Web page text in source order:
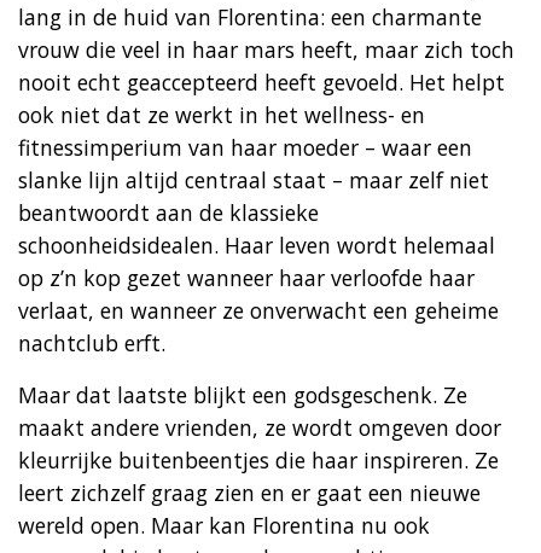
lang in de huid van Florentina: een charmante
vrouw die veel in haar mars heeft, maar zich toch
nooit echt geaccepteerd heeft gevoeld. Het helpt
ook niet dat ze werkt in het wellness- en
fitnessimperium van haar moeder – waar een
slanke lijn altijd centraal staat – maar zelf niet
beantwoordt aan de klassieke
schoonheidsidealen. Haar leven wordt helemaal
op z’n kop gezet wanneer haar verloofde haar
verlaat, en wanneer ze onverwacht een geheime
nachtclub erft.
Maar dat laatste blijkt een godsgeschenk. Ze
maakt andere vrienden, ze wordt omgeven door
kleurrijke buitenbeentjes die haar inspireren. Ze
leert zichzelf graag zien en er gaat een nieuwe
wereld open. Maar kan Florentina nu ook